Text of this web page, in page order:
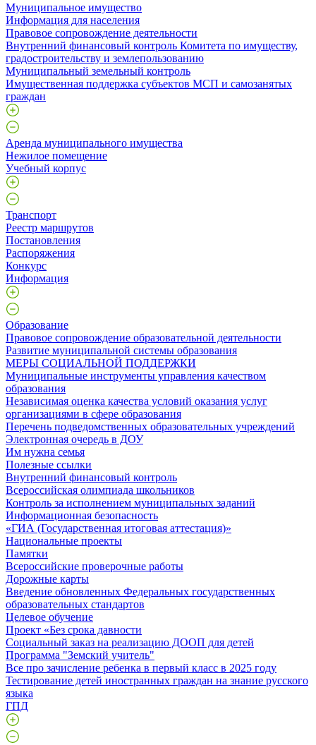
Муниципальное имущество
Информация для населения
Правовое сопровождение деятельности
Внутренний финансовый контроль Комитета по имуществу,
градостроительству и землепользованию
Муниципальный земельный контроль
Имущественная поддержка субъектов МСП и самозанятых
граждан
Аренда муниципального имущества
Нежилое помещение
Учебный корпус
Транспорт
Реестр маршрутов
Постановления
Распоряжения
Конкурс
Информация
Образование
Правовое сопровождение образовательной деятельности
Развитие муниципальной системы образования
МЕРЫ СОЦИАЛЬНОЙ ПОДДЕРЖКИ
Муниципальные инструменты управления качеством
образования
Независимая оценка качества условий оказания услуг
организациями в сфере образования
Перечень подведомственных образовательных учреждений
Электронная очередь в ДОУ
Им нужна семья
Полезные ссылки
Внутренний финансовый контроль
Всероссийская олимпиада школьников
Контроль за исполнением муниципальных заданий
Информационная безопасность
«ГИА (Государственная итоговая аттестация)»
Национальные проекты
Памятки
Всероссийские проверочные работы
Дорожные карты
Введение обновленных Федеральных государственных
образовательных стандартов
Целевое обучение
Проект «Без срока давности
Социальный заказ на реализацию ДООП для детей
Программа "Земский учитель"
Все про зачисление ребенка в первый класс в 2025 году
Тестирование детей иностранных граждан на знание русского
языка
ГПД